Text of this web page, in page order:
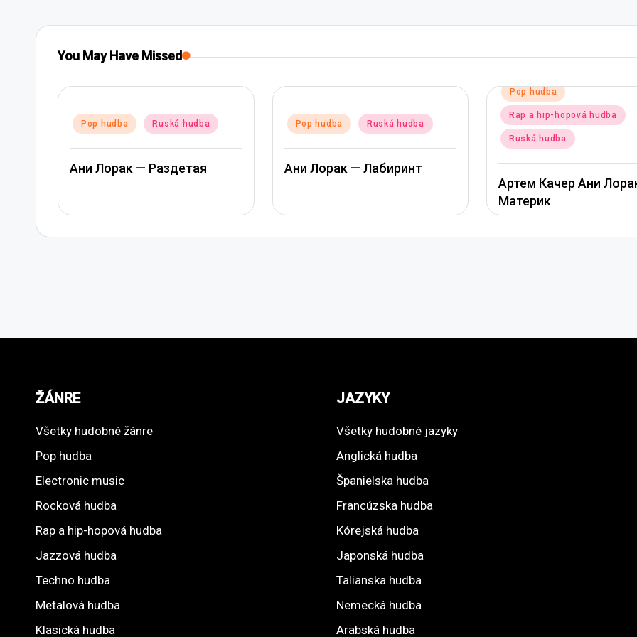
You May Have Missed
Posted
Pop hudba Ruská hudba
Ани Лорак — Лабиринт
Posted
Rap a hip-hopová hudba
Posted
in
Pop hudba Ruská hudba
Ани Лорак —
ŽÁNRE
Všetky hudobné žánre
Pop hudba
Electronic music
Rocková hudba
Rap a hip-hopová hudba
Jazzová hudba
Techno hudba
Metalová hudba
Klasická hudba
JAZYKY
Všetky hudobné jazyky
Anglická hudba
Španielska hudba
Francúzska hudba
Kórejská hudba
Japonská hudba
Talianska hudba
Nemecká hudba
Arabská hudba